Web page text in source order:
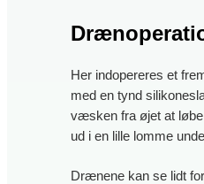
Her indopereres et
med en tynd
væsken fra øjet at
ud i en lille lomme
Drænene kan se lidt